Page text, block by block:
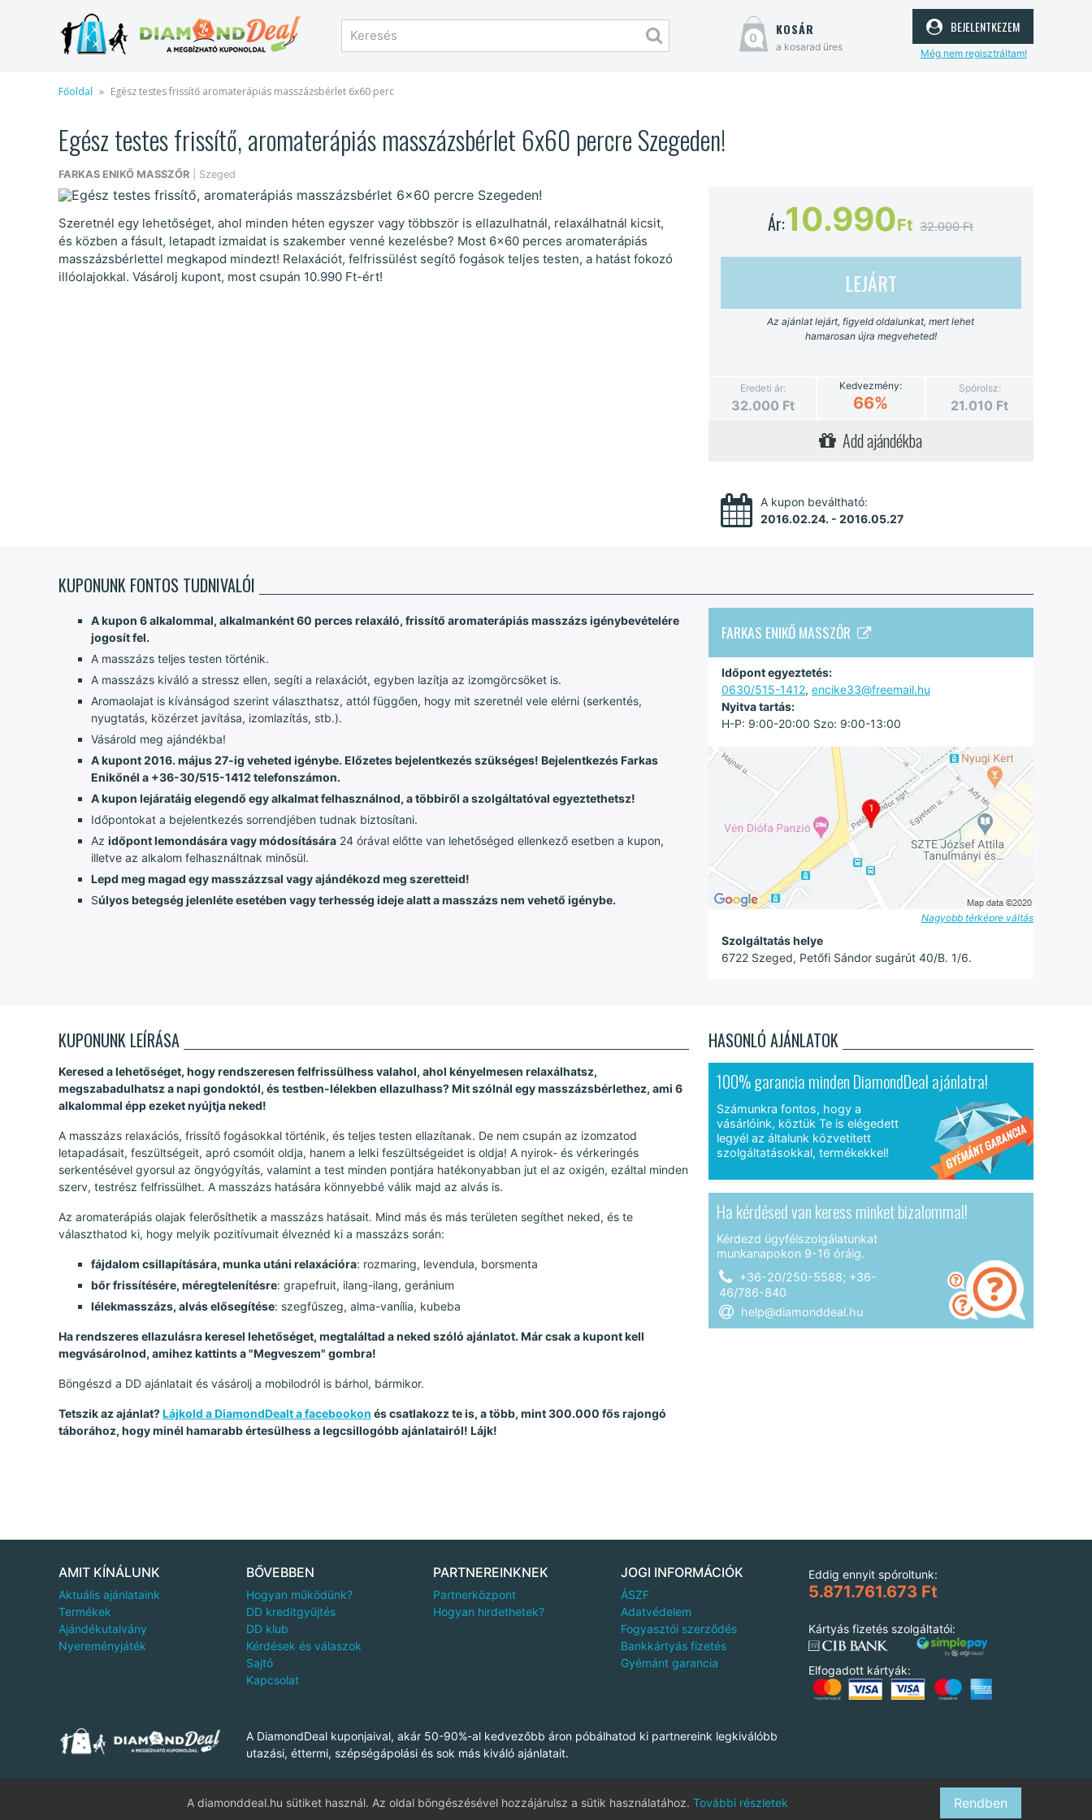
A diamonddeal.hu sütiket használ. Az oldal böngészésével hozzájárulsz a sütik használatához. További részletek Rendben
0 kosár
a kosarad üres
bejelentkezem
Még nem regisztráltam!
Főoldal Egész testes frissítő aromaterápiás masszázsbérlet 6x60 perc
Egész testes frissítő, aromaterápiás masszázsbérlet 6x60 percre Szegeden!
FARKAS ENIKŐ MASSZŐR | Szeged
Szeretnél egy lehetőséget, ahol minden héten egyszer vagy többször is ellazulhatnál, relaxálhatnál kicsit,
és közben a fásult, letapadt izmaidat is szakember venné kezelésbe? Most 6x60 perces aromaterápiás
masszázsbérlettel megkapod mindezt! Relaxációt, felfrissülést segítő fogások teljes testen, a hatást fokozó
illóolajokkal. Vásárolj kupont, most csupán 10.990 Ft-ért!
Ár:10.990Ft 32.000 Ft
LEJÁRT
Az ajánlat lejárt, figyeld oldalunkat, mert lehet
hamarosan újra megveheted!
Eredeti ár:
32.000 Ft
Kedvezmény:
66%
Spórolsz:
21.010 Ft
Add ajándékba
A kupon beváltható:
2016.02.24. - 2016.05.27
KUPONUNK FONTOS TUDNIVALÓI
A kupon 6 alkalommal, alkalmanként 60 perces relaxáló, frissítő aromaterápiás masszázs igénybevételére
jogosít fel.
A masszázs teljes testen történik.
A masszázs kiváló a stressz ellen, segíti a relaxációt, egyben lazítja az izomgörcsöket is.
Aromaolajat is kívánságod szerint választhatsz, attól függően, hogy mit szeretnél vele elérni (serkentés,
nyugtatás, közérzet javítása, izomlazítás, stb.).
Vásárold meg ajándékba!
A kupont 2016. május 27-ig veheted igénybe. Előzetes bejelentkezés szükséges! Bejelentkezés Farkas
Enikőnél a +36-30/515-1412 telefonszámon.
A kupon lejáratáig elegendő egy alkalmat felhasználnod, a többiről a szolgáltatóval egyeztethetsz!
Időpontokat a bejelentkezés sorrendjében tudnak biztosítani.
Az időpont lemondására vagy módosítására 24 órával előtte van lehetőséged ellenkező esetben a kupon,
illetve az alkalom felhasználtnak minősül.
Lepd meg magad egy masszázzsal vagy ajándékozd meg szeretteid!
Súlyos betegség jelenléte esetében vagy terhesség ideje alatt a masszázs nem vehető igénybe.
FARKAS ENIKŐ MASSZŐR
Időpont egyeztetés:
0630/515-1412, encike33@freemail.hu
Nyitva tartás:
H-P: 9:00-20:00 Szo: 9:00-13:00
Nagyobb térképre váltás
Szolgáltatás helye
6722 Szeged, Petőfi Sándor sugárút 40/B. 1/6.
KUPONUNK LEÍRÁSA
Keresed a lehetőséget, hogy rendszeresen felfrissülhess valahol, ahol kényelmesen relaxálhatsz,
megszabadulhatsz a napi gondoktól, és testben-lélekben ellazulhass? Mit szólnál egy masszázsbérlethez, ami 6
alkalommal épp ezeket nyújtja neked!
A masszázs relaxációs, frissítő fogásokkal történik, és teljes testen ellazítanak. De nem csupán az izomzatod
letapadásait, feszültségeit, apró csomóit oldja, hanem a lelki feszültségeidet is oldja! A nyirok- és vérkeringés
serkentésével gyorsul az öngyógyítás, valamint a test minden pontjára hatékonyabban jut el az oxigén, ezáltal minden
szerv, testrész felfrissülhet. A masszázs hatására könnyebbé válik majd az alvás is.
Az aromaterápiás olajak felerősíthetik a masszázs hatásait. Mind más és más területen segíthet neked, és te
választhatod ki, hogy melyik pozitívumait élveznéd ki a masszázs során:
fájdalom csillapítására, munka utáni relaxációra: rozmaring, levendula, borsmenta
bőr frissítésére, méregtelenítésre: grapefruit, ilang-ilang, geránium
lélekmasszázs, alvás elősegítése: szegfűszeg, alma-vanília, kubeba
Ha rendszeres ellazulásra keresel lehetőséget, megtaláltad a neked szóló ajánlatot. Már csak a kupont kell
megvásárolnod, amihez kattints a "Megveszem" gombra!
Böngészd a DD ajánlatait és vásárolj a mobilodról is bárhol, bármikor.
Tetszik az ajánlat?Lájkold a DiamondDealt a facebookon és csatlakozz te is, a több, mint 300.000 fős rajongó
táborához, hogy minél hamarabb értesülhess a legcsillogóbb ajánlatairól! Lájk!
HASONLÓ AJÁNLATOK
100% garancia minden DiamondDeal ajánlatra!
Számunkra fontos, hogy a
vásárlóink, köztük Te is elégedett
legyél az általunk közvetített
szolgáltatásokkal, termékekkel!
Ha kérdésed van keress minket bizalommal!
Kérdezd ügyfélszolgálatunkat
munkanapokon 9-16 óráig.
+36-20/250-5588; +36-
46/786-840
help@diamonddeal.hu
AMIT KÍNÁLUNK
Aktuális ajánlataink
Termékek
Ajándékutalvány
Nyereményjáték
BŐVEBBEN
Hogyan működünk?
DD kreditgyűjtés
DD klub
Kérdések és válaszok
Sajtó
Kapcsolat
PARTNEREINKNEK
Partnerközpont
Hogyan hirdethetek?
JOGI INFORMÁCIÓK
ÁSZF
Adatvédelem
Fogyasztói szerződés
Bankkártyás fizetés
Gyémánt garancia
Eddig ennyit spóroltunk:
5.871.761.673 Ft
Kártyás fizetés szolgáltatói:
Elfogadott kártyák:
A DiamondDeal kuponjaival, akár 50-90%-al kedvezőbb áron póbálhatod ki partnereink legkiválóbb
utazási, éttermi, szépségápolási és sok más kiváló ajánlatait.
Diamond Deal Kft., Cégjegyzékszám: 13-09-149190 © 2011-2016 DiamondDeal.hu